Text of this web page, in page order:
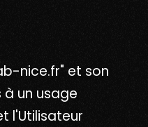
nice.fr" et son
un usage
l'Utilisateur